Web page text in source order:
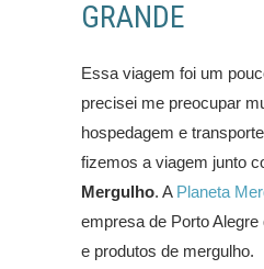
GRANDE
Essa viagem foi um
precisei me preocupar
hospedagem e
fizemos a viagem junto
Mergulho. A Planeta
empresa de Porto
e produtos de mergulho.